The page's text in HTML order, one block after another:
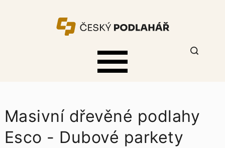
Masivní dřevěné podlahy
Esco - Dubové parkety